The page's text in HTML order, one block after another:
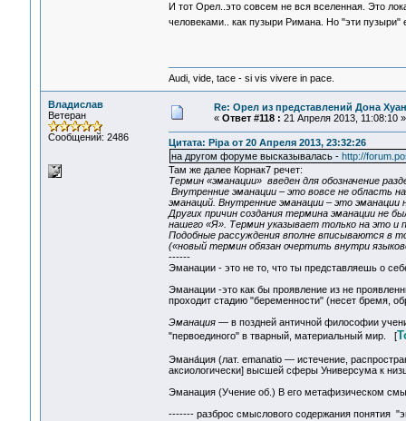
И тот Орел..это совсем не вся вселенная. Это
человеками.. как пузыри Римана. Но "эти
Audi, vide, tace - si vis vivere in pace.
Владислав
Ветеран
Сообщений: 2486
Re: Орел из представлений Дона
« Ответ #118 : 21 Апреля 2013, 11:08:10 »
Цитата: Pipa от 20 Апреля 2013, 23:32:26
на другом форуме высказывалась - http://
Там же далее Корнак7 речет:
Термин «эманации» введен для обозначение
Внутренние эманации – это вовсе не область
эманаций. Внутренние эманации – это эманации
Других причин создания термина эманации не
нашего «Я». Термин указывает только на это и
Подобные рассуждения вполне вписываются в
(«новый термин обязан очертить внутри
------
Эманации - это не то, что ты представляешь о
Эманации -это как бы проявление из не
проходит стадию "беременности" (несет бремя,
Эманация — в поздней античной философии
"первоединого" в тварный, материальный мир. [
Эмана́ция (лат. emanatio — истечение,
аксиологически] высшей сферы Универсума к
Эманация (Учение об.) В его метафизическом
------- разброс смыслового содержания понятия